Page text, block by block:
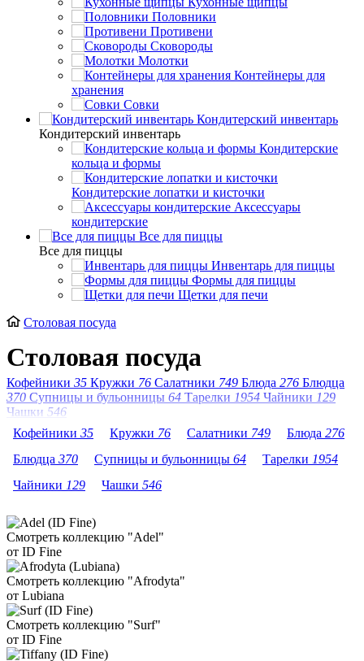
Половники
Противени
Сковороды
Молотки
Контейнеры для
хранения
Совки
Кондитерский инвентарь
Кондитерский инвентарь
Кондитерские
кольца и формы
Кондитерские лопатки и кисточки
Аксессуары
кондитерские
Все для пиццы
Все для пиццы
Инвентарь для пиццы
Формы для пиццы
Щетки для печи
Столовая посуда
Столовая посуда
Кофейники 35 Кружки 76 Салатники 749 Блюда 276 Блюдца
370 Супницы и бульонницы 64 Тарелки 1954 Чайники 129
Чашки 546
Кофейники 35 Кружки 76 Салатники 749 Блюда 276
Блюдца 370 Супницы и бульонницы 64 Тарелки 1954
Чайники 129 Чашки 546
Смотреть коллекцию "Adel"
от ID Fine
Смотреть коллекцию "Afrodyta"
от Lubiana
Смотреть коллекцию "Surf"
от ID Fine